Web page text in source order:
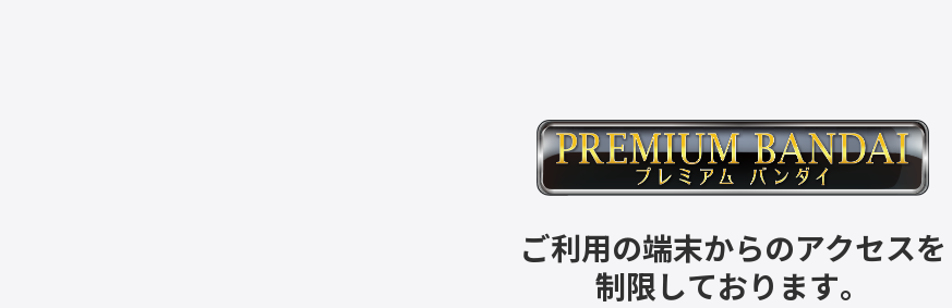
ご利用の端末からのアクセスを
制限しております。